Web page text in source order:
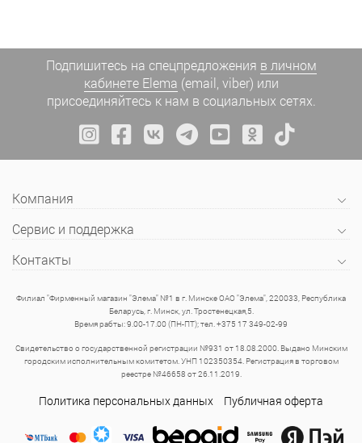
Подпишитесь на спецпредложения в личном
кабинете Elema (email, viber) или
присоединяйтесь к нам в социальных сетях.
Компания
Сервис и поддержка
Контакты
Филиал "Фирменный магазин "Элема" №1 в г. Минске ОАО "Элема", 220033, Республика
Беларусь, г. Минск, ул. Тростенецкая,5.
Время рабты: 9.00-17.00 (ПН-ПТ); тел. +375 17 349-02-99
Свидетельство о государственной регистрации №931 от 18.08.2000. Выдано Минским
городским исполнительным комитетом. УНП 102350354. Регистрация в торговом
реестре №46658 от 26.11.2019.
Политика персональных данных Публичная оферта